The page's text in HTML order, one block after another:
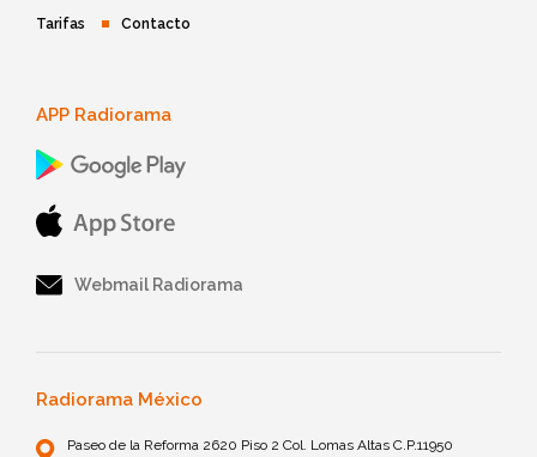
Tarifas Contacto
APP Radiorama
Webmail Radiorama
Radiorama México
Paseo de la Reforma 2620 Piso 2 Col. Lomas Altas C.P.11950